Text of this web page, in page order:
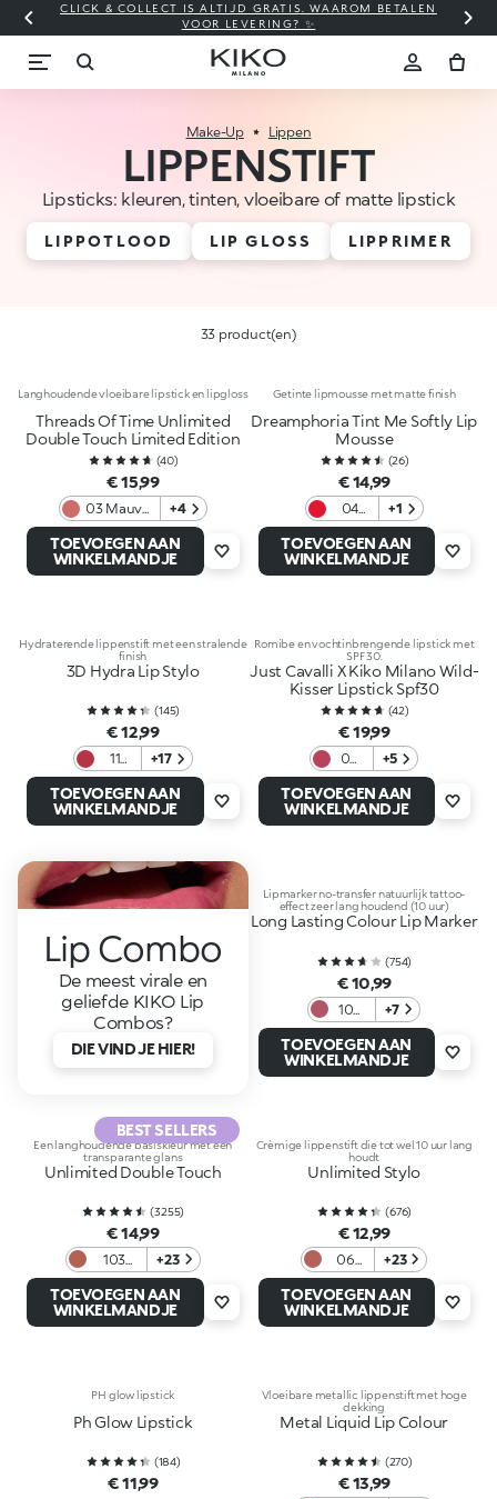
CLICK & COLLECT IS ALTIJD GRATIS. WAAROM BETALEN
VOOR LEVERING? ✨
Make-Up Lippen
LIPPENSTIFT
Lipsticks: kleuren, tinten, vloeibare of matte lipstick
LIPPOTLOOD LIP GLOSS LIPPRIMER
33 product(en)
Langhoudende vloeibare lipstick en lipgloss
Threads Of Time Unlimited
Double Touch Limited Edition
(40)
€ 15,99
03 Mauve
Statement
+4
TOEVOEGEN AAN
WINKELMANDJE
Getinte lipmousse met matte finish
Dreamphoria Tint Me Softly Lip
Mousse
(26)
€ 14,99
04
Red
Desire
+1
TOEVOEGEN AAN
WINKELMANDJE
Hydraterende lippenstift met een stralende
finish
3D Hydra Lip Stylo
(145)
€ 12,99
11
Taste
Me
+17
TOEVOEGEN AAN
WINKELMANDJE
Romibe en vochtinbrengende lipstick met
SPF 30.
Just Cavalli X Kiko Milano Wild-
Kisser Lipstick Spf30
(42)
€ 19,99
06
Stay
Wild
+5
TOEVOEGEN AAN
WINKELMANDJE
Lip Combo
De meest virale en
geliefde KIKO Lip
Combos?
DIE VIND JE HIER!
Lipmarker no-transfer natuurlijk tattoo-
effect zeer lang houdend (10 uur)
Long Lasting Colour Lip Marker
(754)
€ 10,99
107
Plum
+7
TOEVOEGEN AAN
WINKELMANDJE
BEST SELLERS
Een langhoudende basiskleur met een
transparante glans
Unlimited Double Touch
(3255)
€ 14,99
103
Natural
Rose
+23
TOEVOEGEN AAN
WINKELMANDJE
Crèmige lippenstift die tot wel 10 uur lang
houdt
Unlimited Stylo
(676)
€ 12,99
06
Warm
Rose
+23
TOEVOEGEN AAN
WINKELMANDJE
PH glow lipstick
Ph Glow Lipstick
(184)
€ 11,99
Vloeibare metallic lippenstift met hoge
dekking
Metal Liquid Lip Colour
(270)
€ 13,99